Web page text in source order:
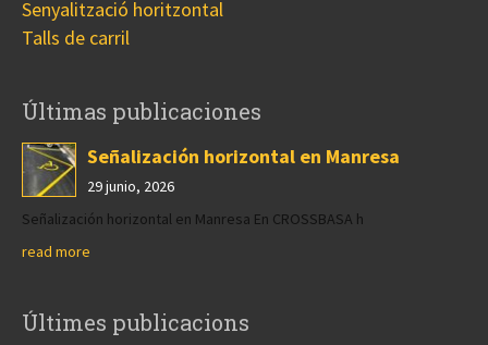
Senyalització horitzontal
Talls de carril
Últimas publicaciones
Señalización horizontal en Manresa
29 junio, 2026
Señalización horizontal en Manresa En CROSSBASA h
read more
Últimes publicacions